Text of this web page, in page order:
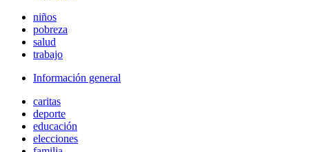
niños
pobreza
salud
trabajo
Información general
caritas
deporte
educación
elecciones